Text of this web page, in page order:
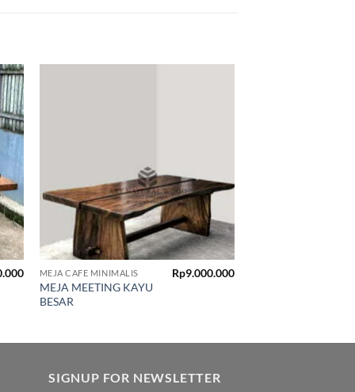
to
MEJA CAFE MINIMALIS
MEJA MEETING KAYU
BESAR
Rp9.000.000
SIGNUP FOR NEWSLETTER